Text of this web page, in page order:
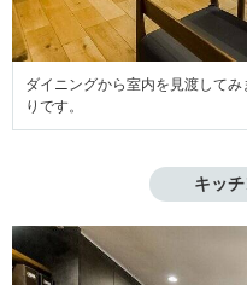
ダイニングから室内を見渡して
りです。
キッ